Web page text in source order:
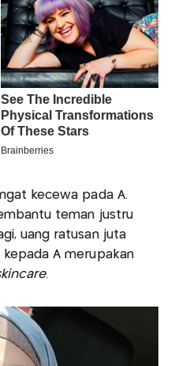
kecewa pada A.
teman justru
uang ratusan juta
A merupakan
.